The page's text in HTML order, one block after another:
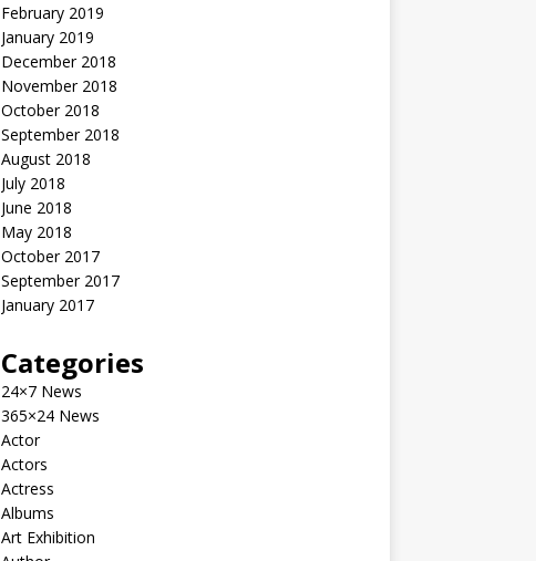
February 2019
January 2019
December 2018
November 2018
October 2018
September 2018
August 2018
July 2018
June 2018
May 2018
October 2017
September 2017
January 2017
Categories
24×7 News
365×24 News
Actor
Actors
Actress
Albums
Art Exhibition